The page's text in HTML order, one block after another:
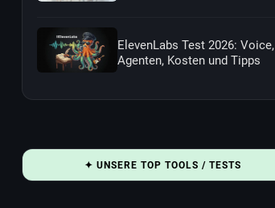
ElevenLabs Test 2026: Voice,
Agenten, Kosten und Tipps
✦ UNSERE TOP TOOLS / TESTS